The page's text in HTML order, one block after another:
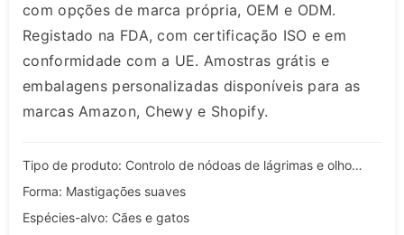
com opções de marca própria, OEM e ODM.
Registado na FDA, com certificação ISO e em
conformidade com a UE. Amostras grátis e
embalagens personalizadas disponíveis para as
marcas Amazon, Chewy e Shopify.
Tipo de produto: Controlo de nódoas de lágrimas e olhos de animais de estimação
Forma: Mastigações suaves
Espécies-alvo: Cães e gatos